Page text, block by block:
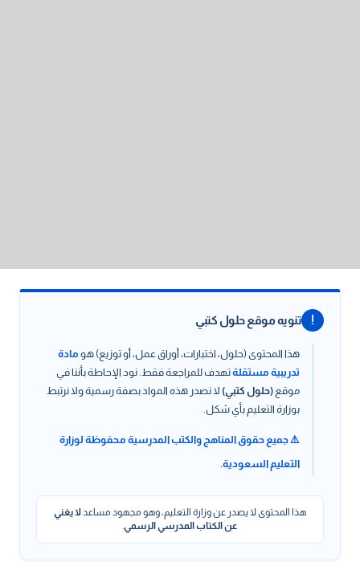
! تنويه موقع حلول كتبي
هذا المحتوى (حلول، اختبارات، أوراق عمل، أو توزيع) هو مادة
تدريبية مستقلةتهدف للمراجعة فقط. نود الإحاطة بأننا في
موقع (حلول كتبي) لا نصدر هذه المواد بصفة رسمية ولا نرتبط
بوزارة التعليم بأي شكل.
⚠️ جميع حقوق المناهج والكتب المدرسية محفوظة لوزارة
التعليم السعودية.
هذا المحتوى لا يصدر عن وزارة التعليم، وهو مجهود مساعدلا يغني
عن الكتاب المدرسي الرسمي.